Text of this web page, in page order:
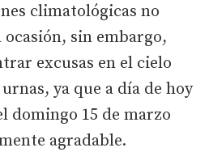
climatológicas no
ocasión, sin embargo,
excusas en el cielo
ya que a día de hoy
domingo 15 de marzo
agradable.